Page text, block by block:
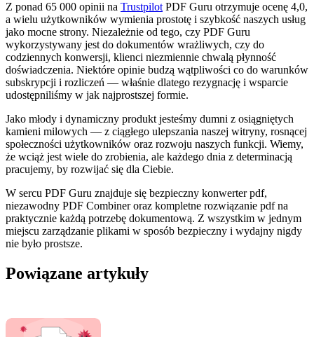
Z ponad 65 000 opinii na Trustpilot PDF Guru otrzymuje ocenę 4,0,
a wielu użytkowników wymienia prostotę i szybkość naszych usług
jako mocne strony. Niezależnie od tego, czy PDF Guru
wykorzystywany jest do dokumentów wrażliwych, czy do
codziennych konwersji, klienci niezmiennie chwalą płynność
doświadczenia. Niektóre opinie budzą wątpliwości co do warunków
subskrypcji i rozliczeń — właśnie dlatego rezygnację i wsparcie
udostępniliśmy w jak najprostszej formie.
Jako młody i dynamiczny produkt jesteśmy dumni z osiągniętych
kamieni milowych — z ciągłego ulepszania naszej witryny, rosnącej
społeczności użytkowników oraz rozwoju naszych funkcji. Wiemy,
że wciąż jest wiele do zrobienia, ale każdego dnia z determinacją
pracujemy, by rozwijać się dla Ciebie.
W sercu PDF Guru znajduje się bezpieczny konwerter pdf,
niezawodny PDF Combiner oraz kompletne rozwiązanie pdf na
praktycznie każdą potrzebę dokumentową. Z wszystkim w jednym
miejscu zarządzanie plikami w sposób bezpieczny i wydajny nigdy
nie było prostsze.
Powiązane artykuły